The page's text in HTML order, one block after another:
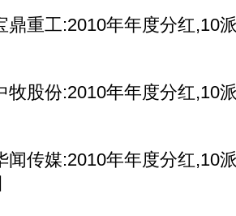
重工:2010年年度分红,10
股份:2010年年度分红,10
传媒:2010年年度分红,10